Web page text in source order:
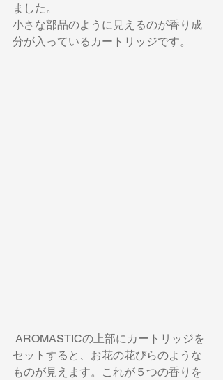
ました。
小さな部品のように見えるのが香り成
分が入っているカートリッジです。
セットすると、お花の花びらのような
ものが見えます。これが５つの香りを